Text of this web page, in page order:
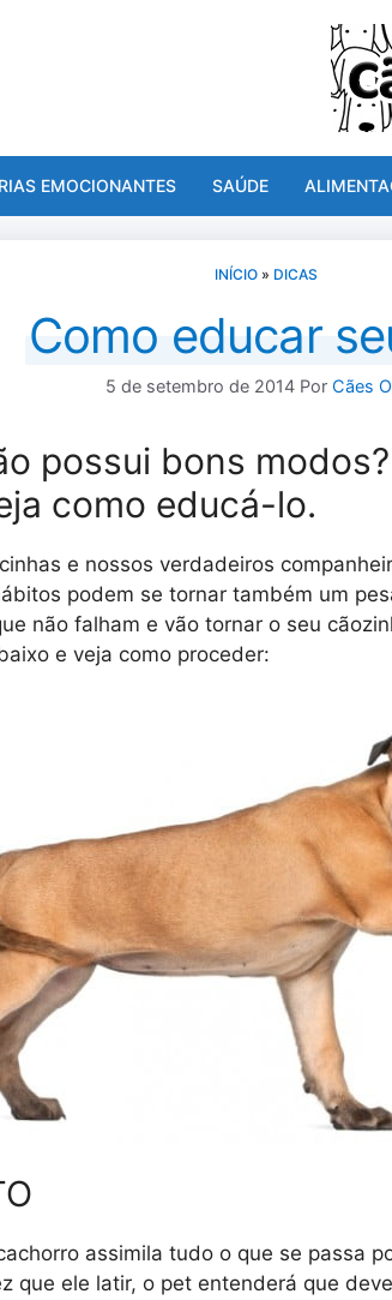
EMOCIONANTES SAÚDE
INÍCIO » DICAS
Como educar
5 de setembro de 2014 Por Cães
possui bons
como educá-lo.
e nossos verdadeiros
podem se tornar também um
não falham e vão tornar o seu
e veja como proceder:
assimila tudo o que se passa
que ele latir, o pet entenderá que